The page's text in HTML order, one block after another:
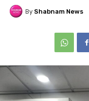
By Shabnam News